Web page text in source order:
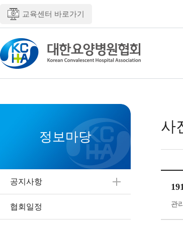
교육센터 바로가기
정보마당
공지사항
협회일정
사
관